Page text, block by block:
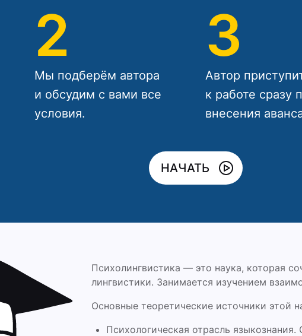
2
Мы подберём автора
и обсудим с вами все
условия.
3
Автор
к работе сразу
внесения
НАЧАТЬ
Психолингвистика — это наука, которая
лингвистики. Занимается изучением
Основные теоретические источники этой
Психологическая отрасль